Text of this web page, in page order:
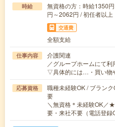
時給
無資格の方：時給1350
円～2062円 / 初任者以
交通費
全額支給
仕事内容
介護関連
／グループホームにて
▽具体的には…・買い物
応募資格
職種未経験OK / ブラン
要
＼無資格＊未経験OK／
要・来社不要（電話登